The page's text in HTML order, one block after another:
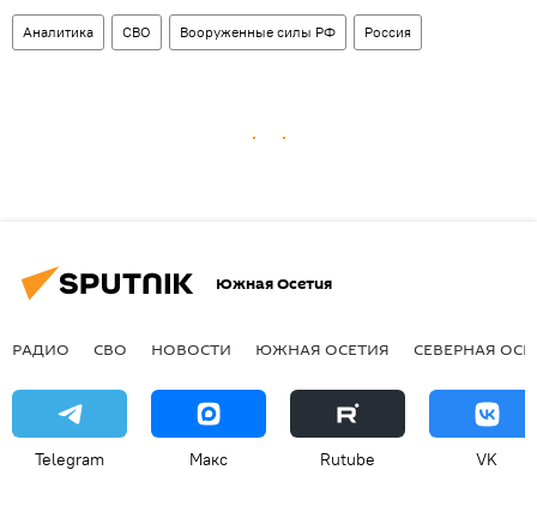
Аналитика СВО Вооруженные силы РФ Россия
Южная Осетия
РАДИО СВО НОВОСТИ ЮЖНАЯ ОСЕТИЯ СЕВЕРНАЯ
Telegram Макс Rutube VK